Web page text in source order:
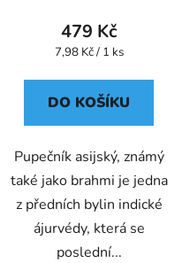
479 Kč
Měrná
7,98 Kč / 1 ks
DO KOŠÍKU
Pupečník asijský, známý
také jako brahmi je jedna
z předních bylin indické
ájurvédy, která se
poslední...